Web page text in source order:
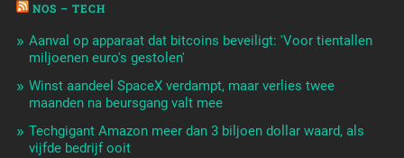
NOS – TECH
Aanval op apparaat dat bitcoins beveiligt: 'Voor tientallen
miljoenen euro's gestolen'
Winst aandeel SpaceX verdampt, maar verlies twee
maanden na beursgang valt mee
Techgigant Amazon meer dan 3 biljoen dollar waard, als
vijfde bedrijf ooit